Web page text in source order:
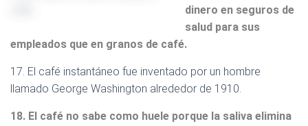
dinero en seguros de
salud para sus
empleados que en granos de café.
17. El café instantáneo fue inventado por un hombre
llamado George Washington alrededor de 1910.
18. El café no sabe como huele porque la saliva elimina